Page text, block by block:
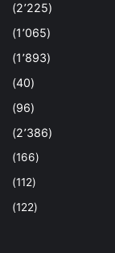
(2٬225)
(1٬065)
(1٬893)
(40)
(96)
(2٬386)
(166)
(112)
(122)